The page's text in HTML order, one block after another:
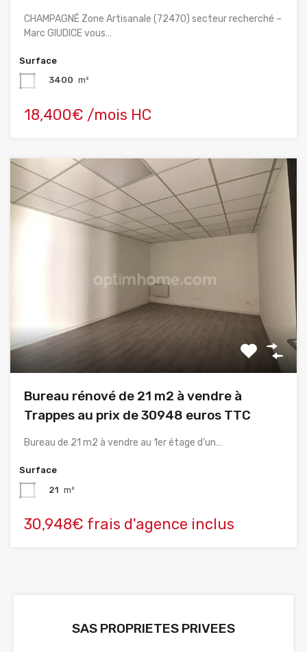
CHAMPAGNÉ Zone Artisanale (72470) secteur recherché –
Marc GIUDICE vous…
Surface
3400 m²
18,400€ /mois HC
Bureau rénové de 21 m2 à vendre à
Trappes au prix de 30948 euros TTC
Bureau de 21 m2 à vendre au 1er étage d’un…
Surface
21 m²
30,948€ frais d'agence inclus
SAS PROPRIETES PRIVEES